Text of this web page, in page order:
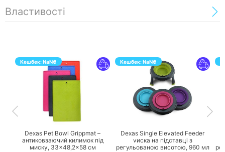
Властивості
Кешбек:NaN₴
ПЕРЕЙТИ
Dexas Pet Bowl Grippmat –
антиковзаючий килимок під
миску, 33×48,2×58 см
Кешбек:NaN₴
ПЕРЕЙТИ
Dexas Single Elevated Feeder
vиска на підставці з
регульованою висотою, 960 мл